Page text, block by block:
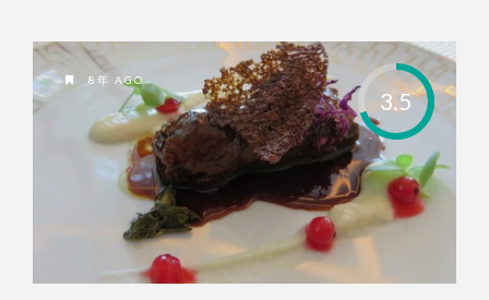
3.5
8年 AGO